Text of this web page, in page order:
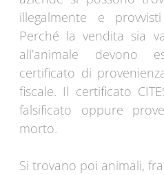
illegalmente e
Perché la vendita sia
all’animale devono
certificato di
fiscale. Il certificato
falsificato oppure
morto.
Si trovano poi animali,